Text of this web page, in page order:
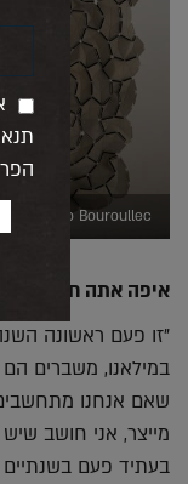
Studio Bouroullec@
איפה אתה חושב
במילאנו, משברים
שאם אנחנו מתחשבים
מייצר, אני חושב
בעתיד פעם בשנתיים